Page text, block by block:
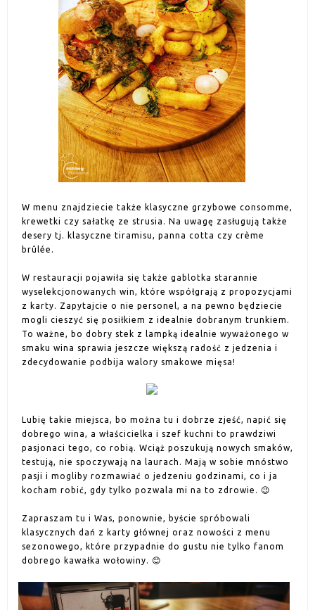
W menu znajdziecie także klasyczne grzybowe consomme,
krewetki czy sałatkę ze strusia. Na uwagę zasługują także
desery tj. klasyczne tiramisu, panna cotta czy crème
brûlée.
W restauracji pojawiła się także gablotka starannie
wyselekcjonowanych win, które współgrają z propozycjami
z karty. Zapytajcie o nie personel, a na pewno będziecie
mogli cieszyć się posiłkiem z idealnie dobranym trunkiem.
To ważne, bo dobry stek z lampką idealnie wyważonego w
smaku wina sprawia jeszcze większą radość z jedzenia i
zdecydowanie podbija walory smakowe mięsa!
Lubię takie miejsca, bo można tu i dobrze zjeść, napić się
dobrego wina, a właścicielka i szef kuchni to prawdziwi
pasjonaci tego, co robią. Wciąż poszukują nowych smaków,
testują, nie spoczywają na laurach. Mają w sobie mnóstwo
pasji i mogliby rozmawiać o jedzeniu godzinami, co i ja
kocham robić, gdy tylko pozwala mi na to zdrowie. 😉
Zapraszam tu i Was, ponownie, byście spróbowali
klasycznych dań z karty głównej oraz nowości z menu
sezonowego, które przypadnie do gustu nie tylko fanom
dobrego kawałka wołowiny. 😊